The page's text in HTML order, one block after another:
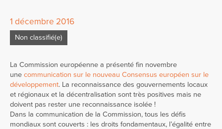
1 décembre 2016
Non classifié(e)
La Commission européenne a présenté fin novembre
une communication sur le nouveau Consensus européen sur le
développement. La reconnaissance des gouvernements locaux
et régionaux et la décentralisation sont très positives mais ne
doivent pas rester une reconnaissance isolée !
Dans la communication de la Commission, tous les défis
mondiaux sont couverts : les droits fondamentaux, l’égalité entre